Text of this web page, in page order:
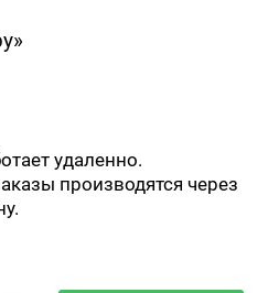
удаленно.
производятся через